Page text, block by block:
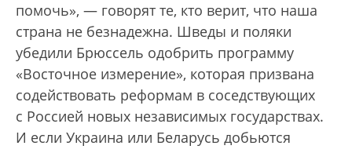
помочь», — говорят те, кто верит, что наша
страна не безнадежна. Шведы и поляки
убедили Брюссель одобрить программу
«Восточное измерение», которая призвана
содействовать реформам в соседствующих
с Россией новых независимых государствах.
И если Украина или Беларусь добьются